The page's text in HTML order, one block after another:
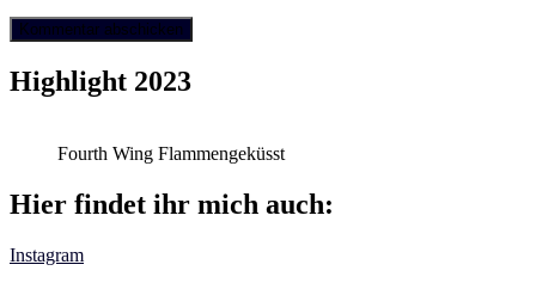
Highlight 2023
Fourth Wing Flammengeküsst
Hier findet ihr mich auch:
Instagram